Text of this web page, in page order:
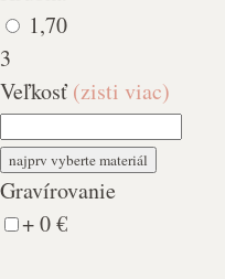
1,70
3
Veľkosť(zisti viac)
najprv vyberte materiál
Gravírovanie
+ 0 €